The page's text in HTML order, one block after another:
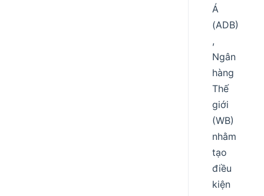
Á
(ADB)
,
Ngân
hàng
Thế
giới
(WB)
nhằm
tạo
điều
kiện